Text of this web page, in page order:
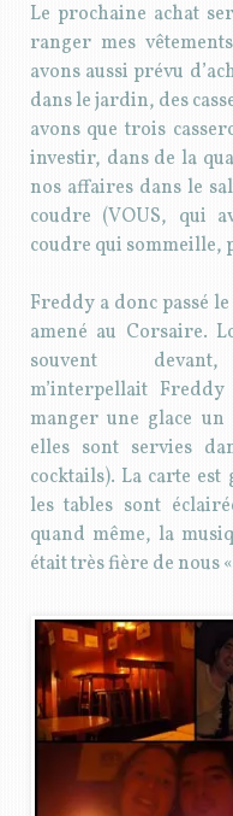
Le prochaine achat
ranger mes
avons aussi prévu
dans le jardin, des
avons que trois
investir, dans de la
nos affaires dans le
coudre (VOUS, qui
coudre qui sommeille,
Freddy a donc passé
amené au Corsaire.
souvent
m’interpellait
manger une glace un
elles sont servies
cocktails). La carte
les tables sont
quand même, la
était très fière de nous